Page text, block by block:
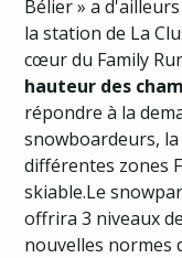
Bélier » a
la station de La
cœur du Family
hauteur des
répondre à la
snowboardeurs,
différentes zones
skiable.Le
offrira 3 niveaux
nouvelles normes